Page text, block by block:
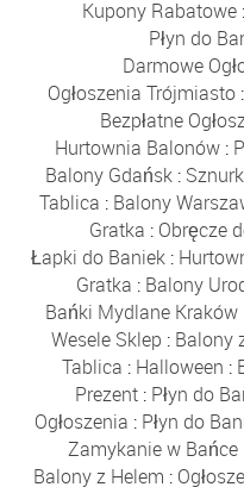
Kupony Rabatowe :
Płyn do
Darmowe
Ogłoszenia Trójmiasto :
Bezpłatne
Hurtownia Balonów :
Balony Gdańsk :
Tablica : Balony
Gratka : Obręcze
Łapki do Baniek:
Gratka : Balony
Bańki Mydlane Kraków
Wesele Sklep : Balony
Tablica : Halloween :
Prezent : Płyn do
Ogłoszenia : Płyn do
Zamykanie w Bańce
Balony z Helem :